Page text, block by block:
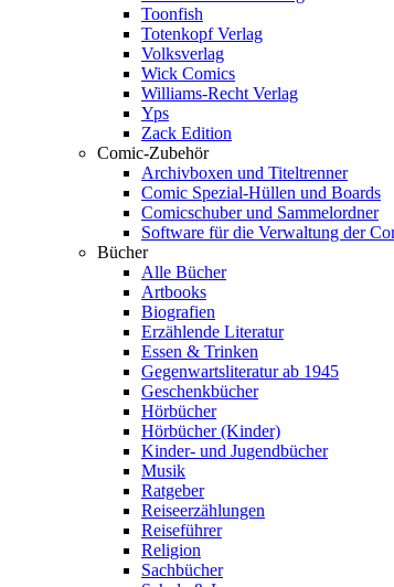
Toonfish
Totenkopf Verlag
Volksverlag
Wick Comics
Williams-Recht Verlag
Yps
Zack Edition
Comic-Zubehör
Archivboxen und Titeltrenner
Comic Spezial-Hüllen und Boards
Comicschuber und Sammelordner
Software für die Verwaltung der
Bücher
Alle Bücher
Artbooks
Biografien
Erzählende Literatur
Essen & Trinken
Gegenwartsliteratur ab 1945
Geschenkbücher
Hörbücher
Hörbücher (Kinder)
Kinder- und Jugendbücher
Musik
Ratgeber
Reiseerzählungen
Reiseführer
Religion
Sachbücher